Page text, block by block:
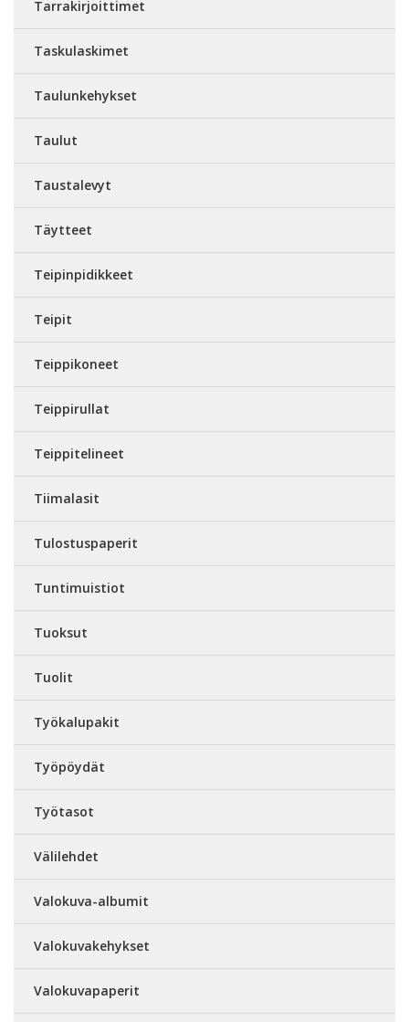
Tarrakirjoittimet
Taskulaskimet
Taulunkehykset
Taulut
Taustalevyt
Täytteet
Teipinpidikkeet
Teipit
Teippikoneet
Teippirullat
Teippitelineet
Tiimalasit
Tulostuspaperit
Tuntimuistiot
Tuoksut
Tuolit
Työkalupakit
Työpöydät
Työtasot
Välilehdet
Valokuva-albumit
Valokuvakehykset
Valokuvapaperit